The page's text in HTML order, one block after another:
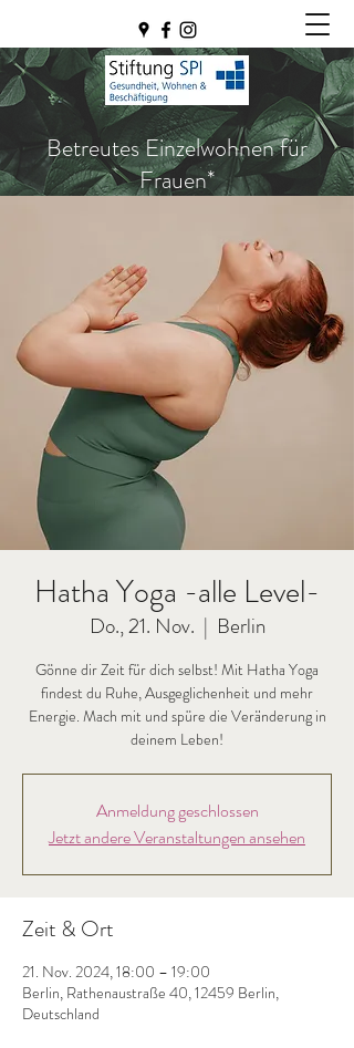
Betreutes Einzelwohnen für
Frauen*
Hatha Yoga -alle Level-
Do., 21. Nov.
  |
Berlin
Gönne dir Zeit für dich selbst! Mit Hatha Yoga
findest du Ruhe, Ausgeglichenheit und mehr
Energie. Mach mit und spüre die Veränderung in
deinem Leben!
Anmeldung geschlossen
Jetzt andere Veranstaltungen ansehen
Zeit & Ort
21. Nov. 2024, 18:00 – 19:00
Berlin, Rathenaustraße 40, 12459 Berlin,
Deutschland